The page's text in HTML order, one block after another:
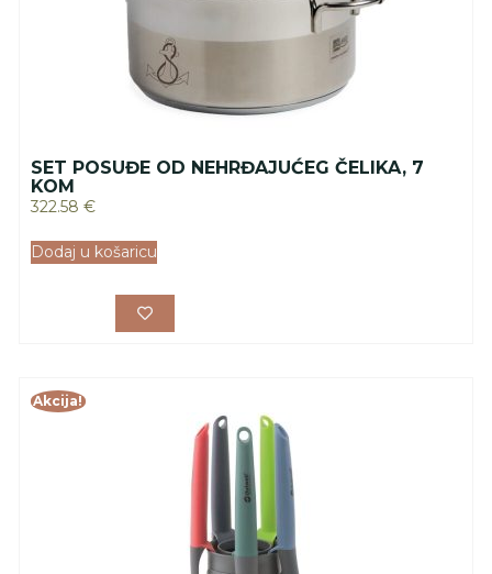
SET POSUĐE OD NEHRĐAJUĆEG ČELIKA, 7
KOM
322.58 €
Dodaj u košaricu
Akcija!